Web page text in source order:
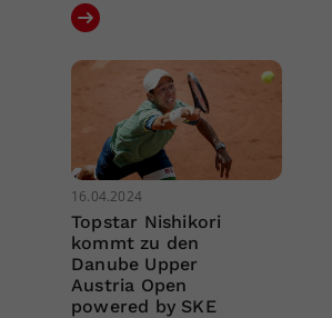
16.04.2024
Topstar Nishikori
kommt zu den
Danube Upper
Austria Open
powered by SKE